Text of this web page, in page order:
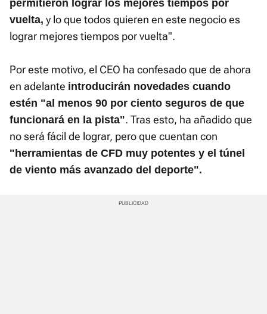
permitieron lograr los mejores tiempos por
vuelta, y lo que todos quieren en este negocio es
lograr mejores tiempos por vuelta".
Por este motivo, el CEO ha confesado que de ahora
en adelante introducirán novedades cuando
estén "al menos 90 por ciento seguros de que
funcionará en la pista". Tras esto, ha añadido que
no será fácil de lograr, pero que cuentan con
"herramientas de CFD muy potentes y el túnel
de viento más avanzado del deporte".